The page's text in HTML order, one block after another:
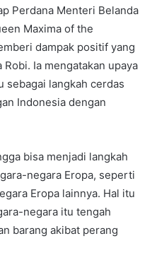
Perdana Menteri Belanda
Maxima of the
dampak positif yang
Ia mengatakan upaya
sebagai langkah cerdas
Indonesia dengan
bisa menjadi langkah
negara Eropa, seperti
Eropa lainnya. Hal itu
negara itu tengah
barang akibat perang